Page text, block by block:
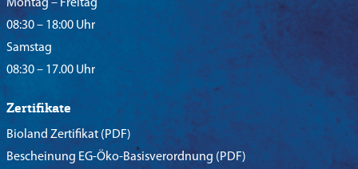
Montag – Freitag
08:30 – 18:00 Uhr
Samstag
08:30 – 17.00 Uhr
Zertifikate
Bioland Zertifikat (PDF)
Bescheinung EG-Öko-Basisverordnung (PDF)